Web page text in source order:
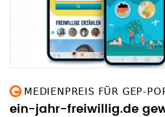
MEDIENPREIS FÜR GEP-
ein-jahr-freiwillig.de